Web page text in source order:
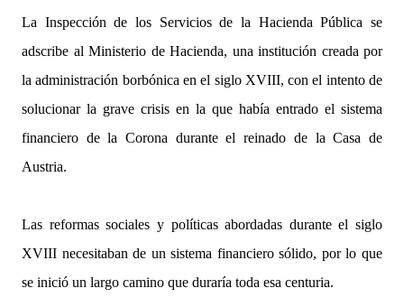
La Inspección de los Servicios de la Hacienda Pública se
adscribe al Ministerio de Hacienda, una institución creada por
la administración borbónica en el siglo XVIII, con el intento de
solucionar la grave crisis en la que había entrado el sistema
financiero de la Corona durante el reinado de la Casa de
Austria.
Las reformas sociales y políticas abordadas durante el siglo
XVIII necesitaban de un sistema financiero sólido, por lo que
se inició un largo camino que duraría toda esa centuria.